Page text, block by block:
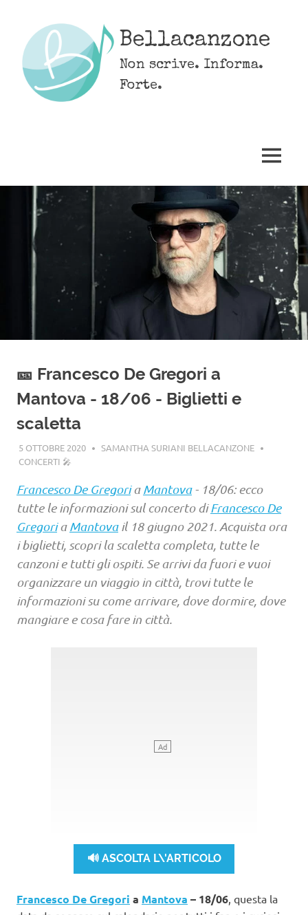
content
Bellacanzone
Non scrive. Informa.
Forte.
MENU
🎫 Francesco De Gregori a
Mantova - 18/06 - Biglietti e
scaletta
5 OTTOBRE 2020
SAMANTHA SURIANI BELLACANZONE
CONCERTI 🎤
Francesco De GregoriaMantova- 18/06: ecco
tutte le informazioni sul concerto diFrancesco De
GregoriaMantovail 18 giugno 2021. Acquista ora
i biglietti, scopri la scaletta completa, tutte le
canzoni e tutti gli ospiti. Se arrivi da fuori e vuoi
organizzare un viaggio in città, trovi tutte le
informazioni su come arrivare, dove dormire, dove
mangiare e cosa fare in città.
🔊 ASCOLTA L\'ARTICOLO
Francesco De Gregori a Mantova – 18/06 , questa la